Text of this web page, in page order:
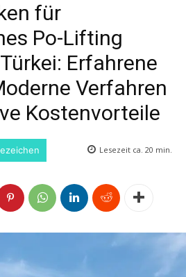
für
Po-Lifting
Erfahrene
Verfahren
Kostenvorteile
Lesezeit ca. 20 min.